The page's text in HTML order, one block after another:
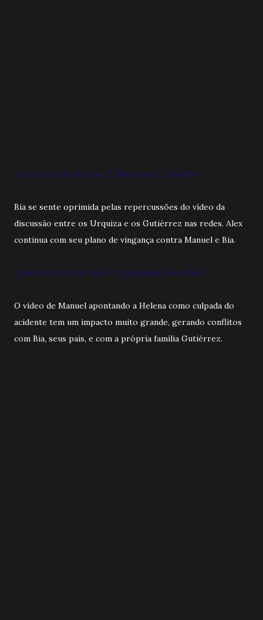
Terça-feira 05 de maio. 2 Temporada: Episódio 7
Bia se sente oprimida pelas repercussões do vídeo da
discussão entre os Urquiza e os Gutiérrez nas redes. Alex
continua com seu plano de vingança contra Manuel e Bia.
Quarta-feira 06 de maio. 2 temporada: Episódio 8
O vídeo de Manuel apontando a Helena como culpada do
acidente tem um impacto muito grande, gerando conflitos
com Bia, seus pais, e com a própria família Gutiérrez.